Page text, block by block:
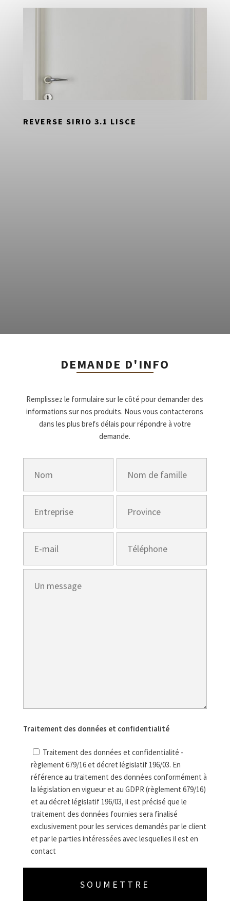
REVERSE SIRIO 3.1 LISCE
DEMANDE D'INFO
Remplissez le formulaire sur le côté pour demander des
informations sur nos produits. Nous vous contacterons
dans les plus brefs délais pour répondre à votre
demande.
Traitement des données et confidentialité
Traitement des données et confidentialité -
règlement 679/16 et décret législatif 196/03. En
référence au traitement des données conformément à
la législation en vigueur et au GDPR (règlement 679/16)
et au décret législatif 196/03, il est précisé que le
traitement des données fournies sera finalisé
exclusivement pour les services demandés par le client
et par le parties intéressées avec lesquelles il est en
contact